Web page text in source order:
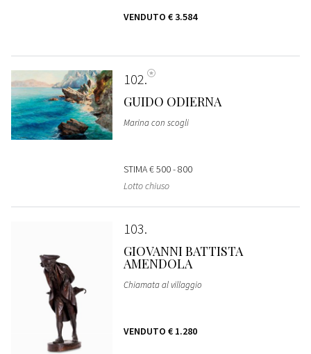
VENDUTO € 3.584
102
GUIDO ODIERNA
Marina con scogli
STIMA€ 500 - 800
Lotto chiuso
103
GIOVANNI BATTISTA
AMENDOLA
Chiamata al villaggio
VENDUTO € 1.280